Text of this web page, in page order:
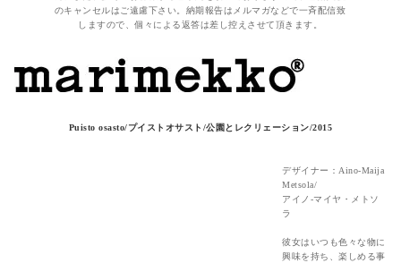
のキャンセルはご遠慮下さい。納期報告はメルマガなどで一斉配信致
しますので、個々による返答は差し控えさせて頂きます。
Puisto osasto/プイストオサスト/公園とレクリェーション/2015
デザイナー：Aino-Maija
Metsola/
アイノ-マイヤ・メトソ
ラ
彼女はいつも色々な物に
興味を持ち、楽しめる事